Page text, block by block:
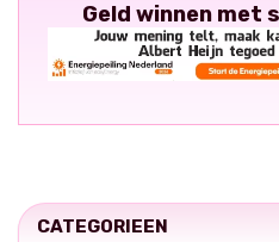
Geld winnen met
CATEGORIEEN